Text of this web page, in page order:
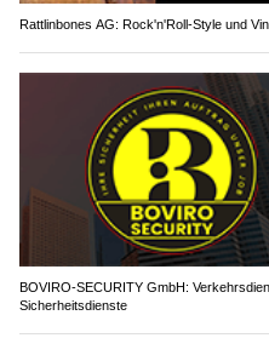
Rattlinbones AG: Rock'n'Roll-Style und
BOVIRO-SECURITY GmbH:
Sicherheitsdienste